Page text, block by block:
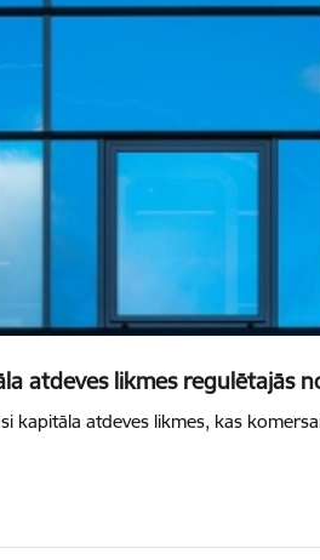
atdeves likmes regulētajās
kapitāla atdeves likmes, kas